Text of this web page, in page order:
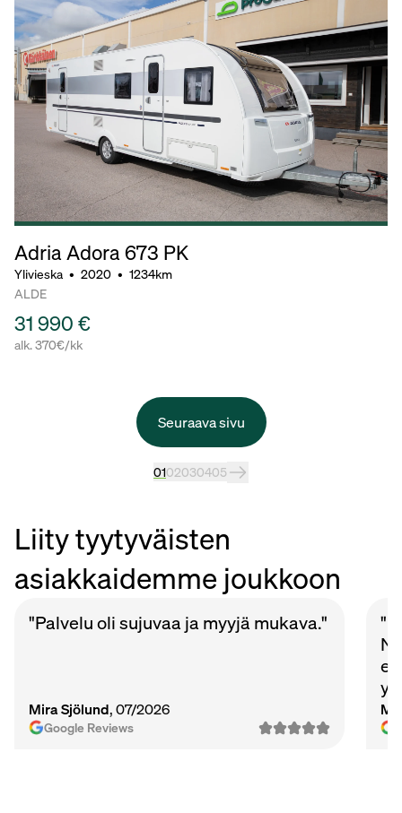
Adria Adora 673 PK
Ylivieska • 2020 • 1234km
ALDE
31 990 €
alk. 370€/kk
Seuraava sivu
0102030405
Liity tyytyväisten
asiakkaidemme joukkoon
"Palvelu oli sujuvaa ja myyjä mukava."
Mira Sjölund, 07/2026
Google Reviews